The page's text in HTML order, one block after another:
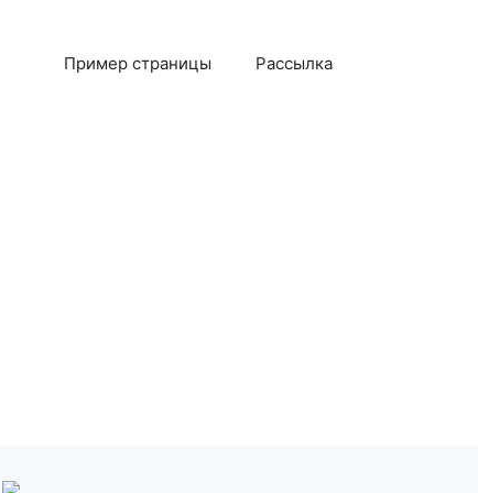
Пример страницы Рассылка